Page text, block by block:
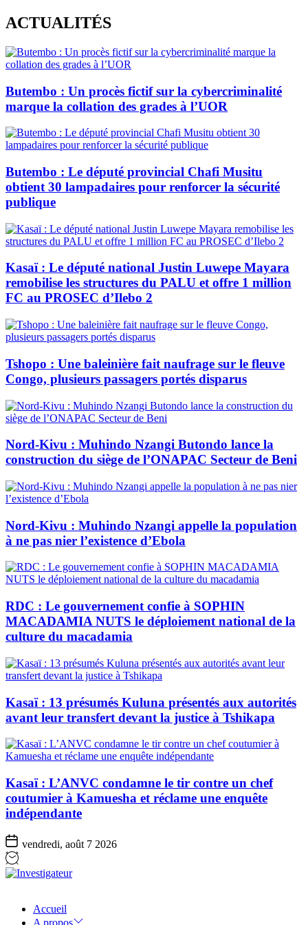
Skip
to
content
ACTUALITÉS
Butembo : Un procès fictif sur la cybercriminalité
marque la collation des grades à l’UOR
Butembo : Le député provincial Chafi Musitu
obtient 30 lampadaires pour renforcer la sécurité
publique
Kasaï : Le député national Justin Luwepe Mayara
remobilise les structures du PALU et offre 1 million
FC au PROSEC d’Ilebo 2
Tshopo : Une baleinière fait naufrage sur le fleuve
Congo, plusieurs passagers portés disparus
Nord-Kivu : Muhindo Nzangi Butondo lance la
construction du siège de l’ONAPAC Secteur de Beni
Nord-Kivu : Muhindo Nzangi appelle la population
à ne pas nier l’existence d’Ebola
RDC : Le gouvernement confie à SOPHIN
MACADAMIA NUTS le déploiement national de la
culture du macadamia
Kasaï : 13 présumés Kuluna présentés aux autorités
avant leur transfert devant la justice à Tshikapa
Kasaï : L’ANVC condamne le tir contre un chef
coutumier à Kamuesha et réclame une enquête
indépendante
vendredi, août 7 2026
Accueil
A propos